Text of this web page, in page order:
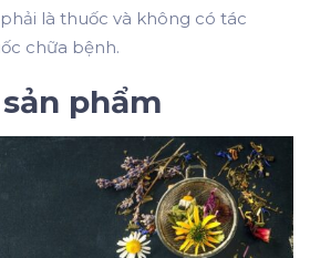
là thuốc và không có tác
chữa bệnh.
phẩm